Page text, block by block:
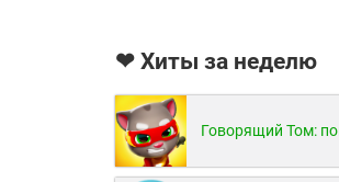
❤ Хиты за неделю
Говорящий Том: